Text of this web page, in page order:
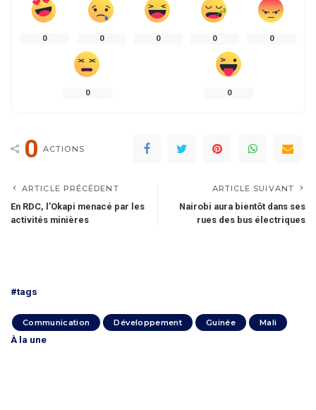
0 0 0 0 0
0 0
0 ACTIONS
ARTICLE PRÉCÉDENT
En RDC, l’Okapi menacé par les
activités minières
ARTICLE SUIVANT
Nairobi aura bientôt dans ses
rues des bus électriques
#tags
Communication Développement Guinée Mali
À la une